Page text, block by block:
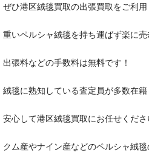
ぜひ港区絨毯買取の出張買取をご利用
重いペルシャ絨毯を持ち運ばず楽に売
出張料などの手数料は無料です！
絨毯に熟知している査定員が多数在籍
安心して港区絨毯買取にお任せくださ
クム産やナイン産などのペルシャ絨